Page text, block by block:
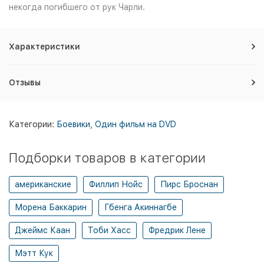
некогда погибшего от рук Чарли.
Характеристики
Отзывы
Категории: Боевики Один фильм на DVD
Подборки товаров в категории
американские Филлип Нойс Пирс Броснан
Морена Баккарин Гбенга Акиннагбе
Джеймс Каан Тоби Хасс Фредрик Лене
Мэтт Кук